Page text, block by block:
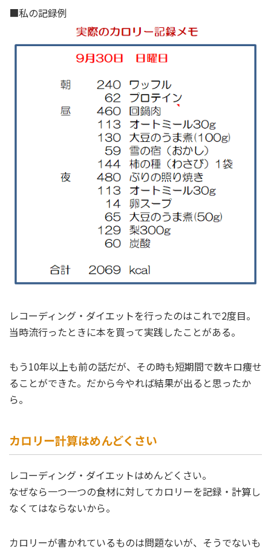
■私の記録例
レコーディング・ダイエットを行ったのはこれで2度目。
当時流行ったときに本を買って実践したことがある。
もう10年以上も前の話だが、その時も短期間で数キロ痩せ
ることができた。だから今やれば結果が出ると思ったか
ら。
カロリー計算はめんどくさい
レコーディング・ダイエットはめんどくさい。
なぜなら一つ一つの食材に対してカロリーを記録・計算し
なくてはならないから。
カロリーが書かれているものは問題ないが、そうでないも